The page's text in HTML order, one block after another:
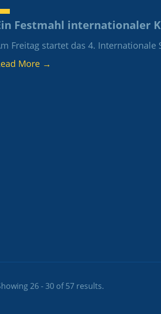
Festmahl internationaler
Freitag startet das 4.
More →
26 - 30 of 57 results.